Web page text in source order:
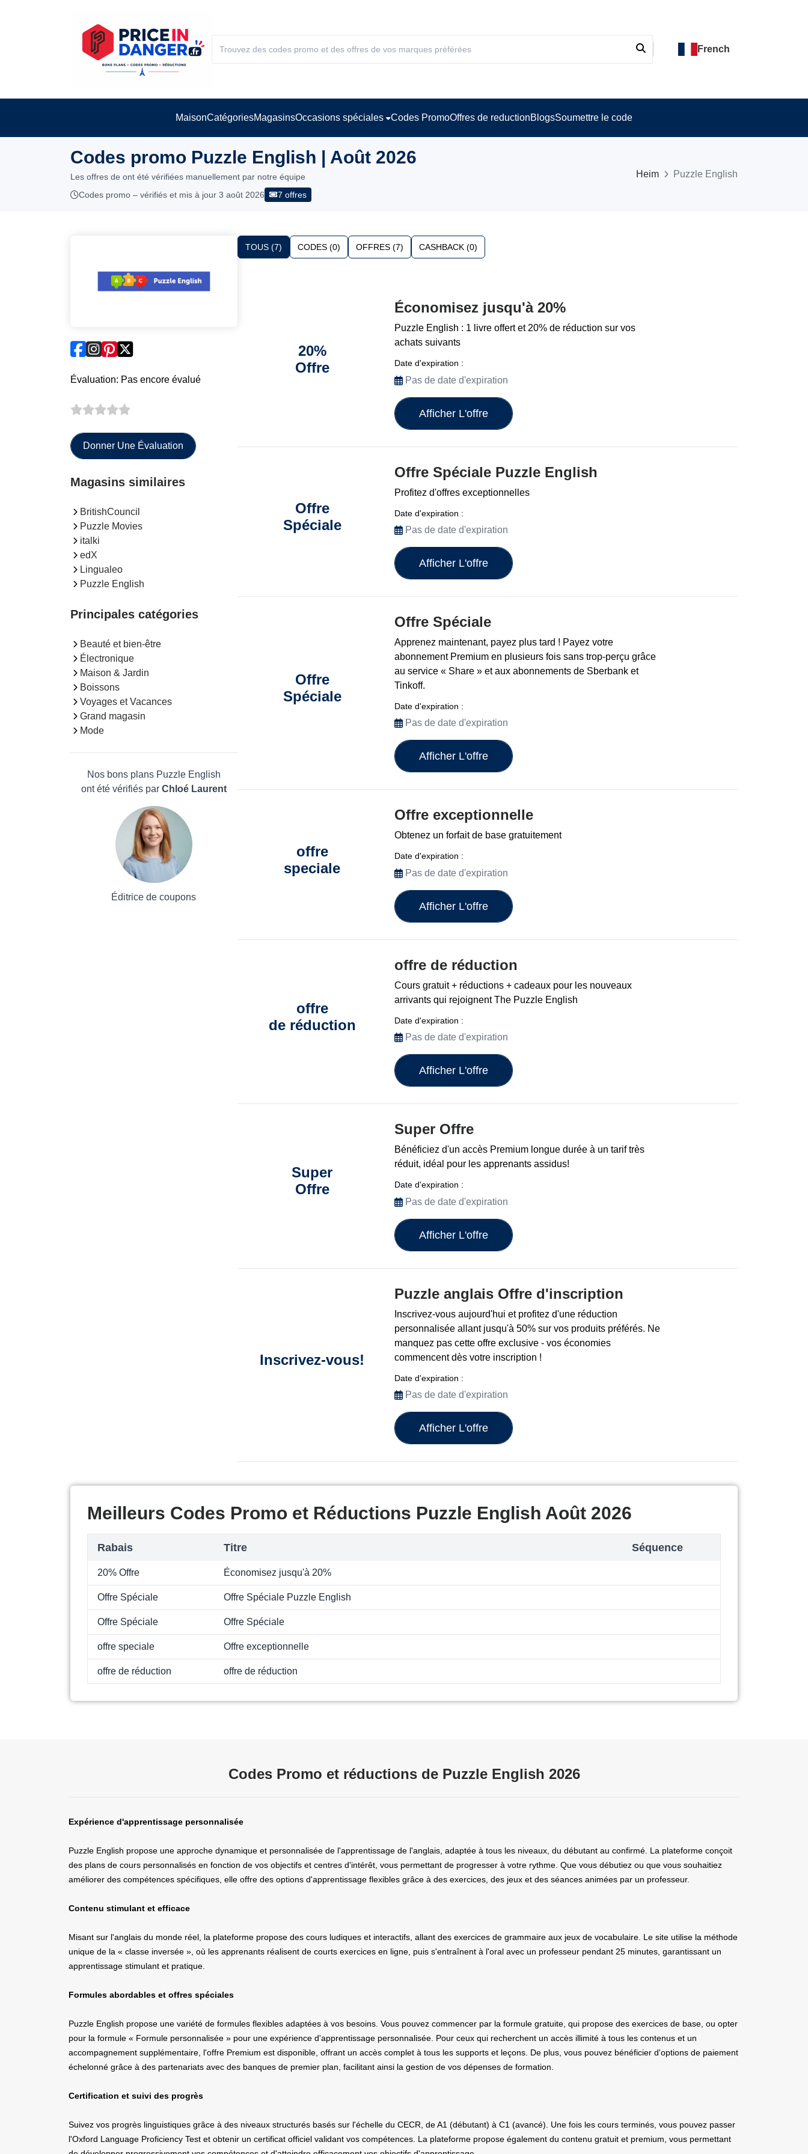
French
MaisonCatégoriesMagasinsOccasions spéciales Codes PromoOffres de reductionBlogsSoumettre le code
Codes promo Puzzle English | Août 2026
Les offres de ont été vérifiées manuellement par notre équipe
Codes promo – vérifiés et mis à jour 3 août 2026
7 offres
Heim Puzzle English
Évaluation: Pas encore évalué
Donner Une Évaluation
Magasins similaires
BritishCouncil
Puzzle Movies
italki
edX
Lingualeo
Puzzle English
Principales catégories
Beauté et bien-être
Électronique
Maison & Jardin
Boissons
Voyages et Vacances
Grand magasin
Mode
Nos bons plans Puzzle English
ont été vérifiés par Chloé Laurent
Éditrice de coupons
TOUS (7) CODES (0) OFFRES (7) CASHBACK (0)
20%
Offre
Économisez jusqu'à 20%
Puzzle English : 1 livre offert et 20% de réduction sur vos
achats suivants
Date d'expiration :
Pas de date d'expiration
Afficher L'offre
Offre
Spéciale
Offre Spéciale Puzzle English
Profitez d'offres exceptionnelles
Date d'expiration :
Pas de date d'expiration
Afficher L'offre
Offre
Spéciale
Offre Spéciale
Apprenez maintenant, payez plus tard ! Payez votre
abonnement Premium en plusieurs fois sans trop-perçu grâce
au service « Share » et aux abonnements de Sberbank et
Tinkoff.
Date d'expiration :
Pas de date d'expiration
Afficher L'offre
offre
speciale
Offre exceptionnelle
Obtenez un forfait de base gratuitement
Date d'expiration :
Pas de date d'expiration
Afficher L'offre
offre
de réduction
offre de réduction
Cours gratuit + réductions + cadeaux pour les nouveaux
arrivants qui rejoignent The Puzzle English
Date d'expiration :
Pas de date d'expiration
Afficher L'offre
Super
Offre
Super Offre
Bénéficiez d'un accès Premium longue durée à un tarif très
réduit, idéal pour les apprenants assidus!
Date d'expiration :
Pas de date d'expiration
Afficher L'offre
Inscrivez-vous!
Puzzle anglais Offre d'inscription
Inscrivez-vous aujourd'hui et profitez d'une réduction
personnalisée allant jusqu'à 50% sur vos produits préférés. Ne
manquez pas cette offre exclusive - vos économies
commencent dès votre inscription !
Date d'expiration :
Pas de date d'expiration
Afficher L'offre
Meilleurs Codes Promo et Réductions Puzzle English Août 2026
Rabais Titre Séquence
20% Offre Économisez jusqu'à 20%
Offre Spéciale Offre Spéciale Puzzle English
Offre Spéciale Offre Spéciale
offre speciale Offre exceptionnelle
offre de réduction offre de réduction
Codes Promo et réductions de Puzzle English 2026
Expérience d'apprentissage personnalisée
Puzzle English propose une approche dynamique et personnalisée de l'apprentissage de l'anglais, adaptée à tous les niveaux, du débutant au confirmé. La plateforme conçoit
des plans de cours personnalisés en fonction de vos objectifs et centres d'intérêt, vous permettant de progresser à votre rythme. Que vous débutiez ou que vous souhaitiez
améliorer des compétences spécifiques, elle offre des options d'apprentissage flexibles grâce à des exercices, des jeux et des séances animées par un professeur.
Contenu stimulant et efficace
Misant sur l'anglais du monde réel, la plateforme propose des cours ludiques et interactifs, allant des exercices de grammaire aux jeux de vocabulaire. Le site utilise la méthode
unique de la « classe inversée », où les apprenants réalisent de courts exercices en ligne, puis s'entraînent à l'oral avec un professeur pendant 25 minutes, garantissant un
apprentissage stimulant et pratique.
Formules abordables et offres spéciales
Puzzle English propose une variété de formules flexibles adaptées à vos besoins. Vous pouvez commencer par la formule gratuite, qui propose des exercices de base, ou opter
pour la formule « Formule personnalisée » pour une expérience d'apprentissage personnalisée. Pour ceux qui recherchent un accès illimité à tous les contenus et un
accompagnement supplémentaire, l'offre Premium est disponible, offrant un accès complet à tous les supports et leçons. De plus, vous pouvez bénéficier d'options de paiement
échelonné grâce à des partenariats avec des banques de premier plan, facilitant ainsi la gestion de vos dépenses de formation.
Certification et suivi des progrès
Suivez vos progrès linguistiques grâce à des niveaux structurés basés sur l'échelle du CECR, de A1 (débutant) à C1 (avancé). Une fois les cours terminés, vous pouvez passer
l'Oxford Language Proficiency Test et obtenir un certificat officiel validant vos compétences. La plateforme propose également du contenu gratuit et premium, vous permettant